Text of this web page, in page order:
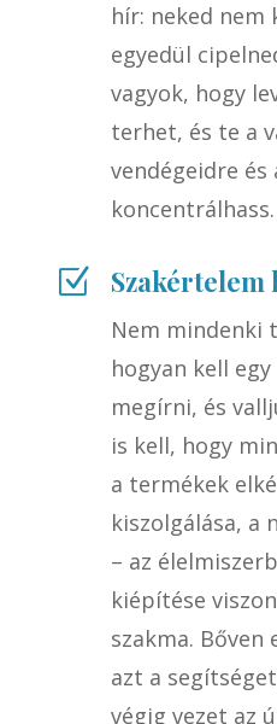
hír: neked nem
egyedül
vagyok, hogy
terhet, és te a
vendégeidre
koncentrálhass.
Z Szakértelem
Nem mindenki
hogyan kell egy
megírni, és
is kell, hogy
a termékek
kiszolgálása, a
– az
kiépítése
szakma. Bőven
azt a
végig vezet az